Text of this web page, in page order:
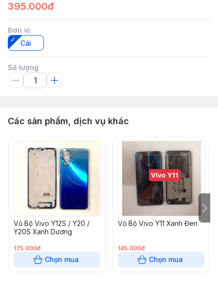
395.000đ
Đơn vị:
Cái
Số lượng
Các sản phẩm, dịch vụ khác
Vỏ Bộ Vivo Y12S / Y20 /
Y20S Xanh Dương
175.000đ
Chọn mua
Vỏ Bộ Vivo Y11 Xanh Đen
145.000đ
Chọn mua